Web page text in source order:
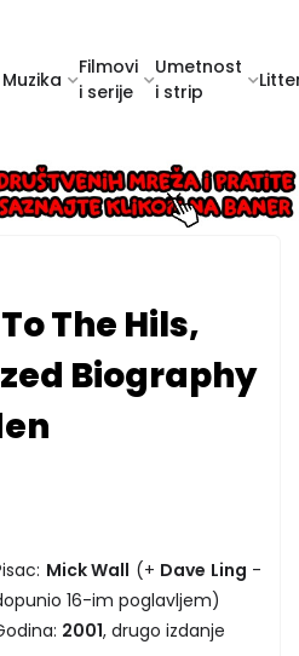
Muzika
Filmovi
i serije
Umetnost
i strip
The Hils,
Biography
Mick Wall (+ Dave Ling -
16-im poglavljem)
2001, drugo izdanje